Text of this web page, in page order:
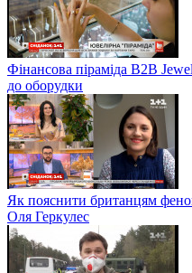
Фінансова піраміда B2B
до оборудки
Як пояснити британцям
Оля Геркулес